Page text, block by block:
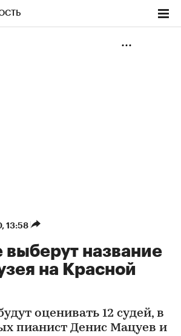
13:58
выберут название
на Красной
оценивать 12 судей, в
пианист Денис Мацуев и